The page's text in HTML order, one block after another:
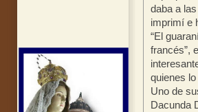
daba a
imprimí e
“El
francés”,
quienes
Uno de
Dacunda